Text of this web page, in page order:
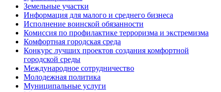
Земельные участки
Информация для малого и среднего бизнеса
Исполнение воинской обязанности
Комиссия по профилактике терроризма и экстремизма
Комфортная городская среда
Конкурс лучших проектов создания комфортной
городской среды
Международное сотрудничество
Молодежная политика
Муниципальные услуги